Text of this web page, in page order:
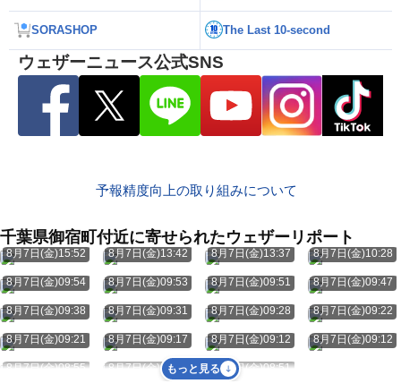
SORASHOP The Last 10-second
ウェザーニュース公式SNS
予報精度向上の取り組みについて
千葉県御宿町付近に寄せられたウェザーリポート
8月7日(金)15:52 8月7日(金)13:42 8月7日(金)13:37 8月7日(金)10:28
8月7日(金)09:54 8月7日(金)09:53 8月7日(金)09:51 8月7日(金)09:47
8月7日(金)09:38 8月7日(金)09:31 8月7日(金)09:28 8月7日(金)09:22
8月7日(金)09:21 8月7日(金)09:17 8月7日(金)09:12 8月7日(金)09:12
8月7日(金)08:55 8月7日(金)08:52 8月7日(金)08:51
もっと見る